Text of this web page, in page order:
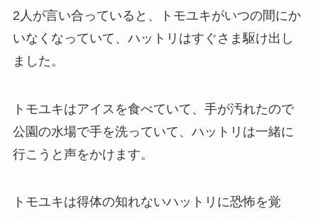
2人が言い合っていると、トモユキがいつの間にか
いなくなっていて、ハットリはすぐさま駆け出し
ました。
トモユキはアイスを食べていて、手が汚れたので
公園の水場で手を洗っていて、ハットリは一緒に
行こうと声をかけます。
トモユキは得体の知れないハットリに恐怖を覚